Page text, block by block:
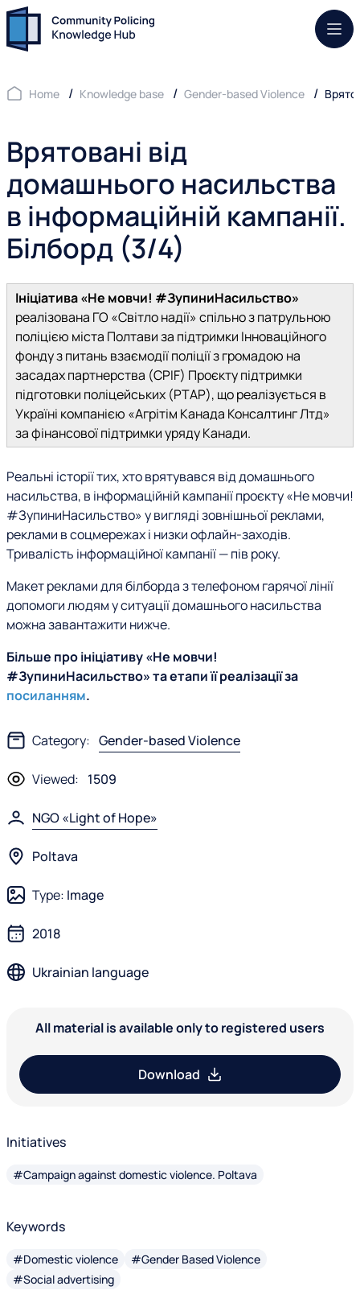
Home Knowledge base Gender-based Violence
Врятовані від
домашнього насильства
в інформаційній кампанії.
Білборд (3/4)
Ініціатива «Не мовчи! #ЗупиниНасильство»
реалізована ГО «Світло надії» спільно з патрульною
поліцією міста Полтави за підтримки Інноваційного
фонду з питань взаємодії поліції з громадою на
засадах партнерства (CPIF) Проєкту підтримки
підготовки поліцейських (PTAP), що реалізується в
Україні компанією «Агрітім Канада Консалтинг Лтд»
за фінансової підтримки уряду Канади.
Реальні історії тих, хто врятувався від домашнього
насильства, в інформаційній кампанії проєкту «Не мовчи!
#ЗупиниНасильство» у вигляді зовнішньої реклами,
реклами в соцмережах і низки офлайн-заходів.
Тривалість інформаційної кампанії — пів року.
Макет реклами для білборда з телефоном гарячої лінії
допомоги людям у ситуації домашнього насильства
можна завантажити нижче.
Більше про ініціативу «Не мовчи!
#ЗупиниНасильство» та етапи її реалізації за
посиланням.
Category: Gender-based Violence
Viewed: 1509
NGO «Light of Hope»
Poltava
Type: Image
2018
Ukrainian language
All material is available only to registered users
Download
Initiatives
#Campaign against domestic violence. Poltava
Keywords
#Domestic violence
#Gender Based Violence
#Social advertising